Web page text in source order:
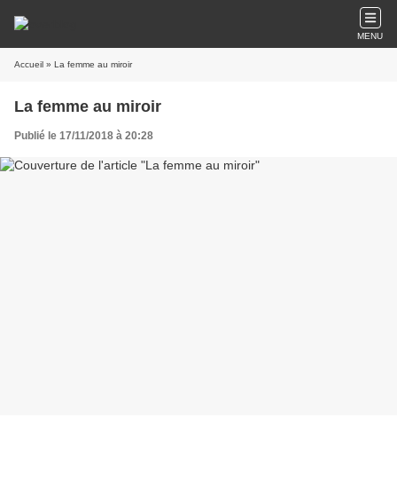
MENU
Accueil » La femme au miroir
La femme au miroir
Publié le 17/11/2018 à 20:28